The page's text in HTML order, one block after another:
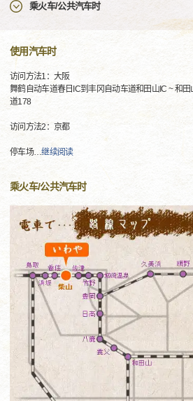
乘火车/公共汽车时
使用汽车时
访问方法1：大阪
舞鹤自动车道春日IC到丰冈自动车道和田山IC ~ 和田
道178
访问方法2：京都
停车场…继续阅读
乘火车/公共汽车时